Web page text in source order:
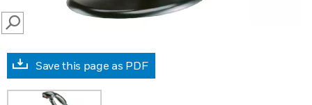
SEARCH
Save this page as PDF